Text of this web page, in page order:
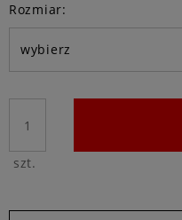
Rozmiar:
szt.